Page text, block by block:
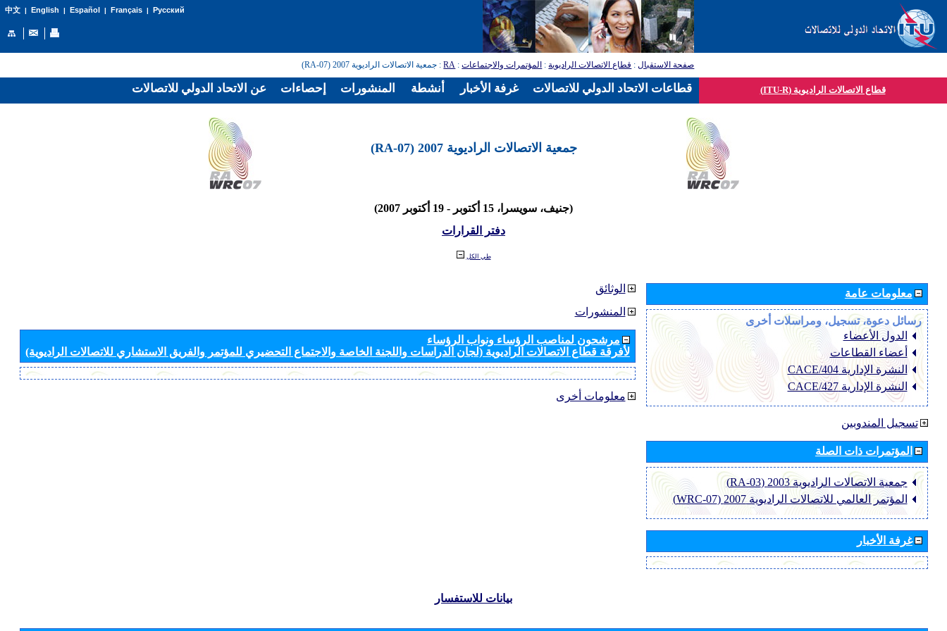
中文| English | Español | Français| Русский
صفحة الاستقبال: قطاع الاتصالات الراديوية: المؤتمرات والاجتماعات:
RA: جمعية الاتصالات الراديوية 2007 (RA-07)
قطاع الاتصالات الراديوية (ITU-R)
جمعية الاتصالات الراديوية 2007 (RA-07)
(جنيف، سويسرا، 15 أكتوبر - 19 أكتوبر 2007)
دفتر القرارات
طي الكل
الوثائق
المنشورات
مرشحون لمناصب الرؤساء ونواب الرؤساء
لأفرقة قطاع الاتصالات الراديوية (لجان الدراسات واللجنة الخاصة والاجتماع التحضيري للمؤتمر والفريق الاستشاري للاتصالات الراديوية)
معلومات أخرى
معلومات عامة
رسائل دعوة، تسجيل، ومراسلات أخرى
الدول الأعضاء
أعضاء القطاعات
النشرة الإدارية CACE/404
النشرة الإدارية CACE/427
تسجيل المندوبين
المؤتمرات ذات الصلة
جمعية الاتصالات الراديوية 2003 (RA-03)
المؤتمر العالمي للاتصالات الراديوية 2007 (WRC-07)
غرفة الأخبار
بيانات للاستفسار
عن الاتحاد الدولي للاتصالات إحصاءات المنشورات أنشطة غرفة الأخبار قطاعات الاتحاد الدولي للاتصالات